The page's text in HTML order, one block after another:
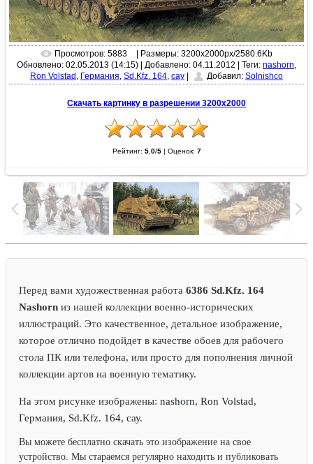
Просмотров: 5883
| Размеры: 3200x2000px/2580.6Kb
Обновлено: 02.05.2013 (14:15) | Добавлено: 04.11.2012 | Теги: nashorn
Ron Volstad Германия Sd.Kfz. 164 сау | Добавил: Solnishco
Скачать картинку в разрешении 3200x2000
Рейтинг: 5.0/5| Оценок: 7
Перед вами художественная работа 6386 Sd.Kfz. 164
Nashorn из нашей коллекции военно-исторических
иллюстраций. Это качественное, детальное изображение,
которое отлично подойдет в качестве обоев для рабочего
стола ПК или телефона, или просто для пополнения личной
коллекции артов на военную тематику.
На этом рисунке изображены: nashorn, Ron Volstad,
Германия, Sd.Kfz. 164, сау.
Вы можете бесплатно скачать это изображение на свое
устройство. Мы стараемся регулярно находить и публиковать